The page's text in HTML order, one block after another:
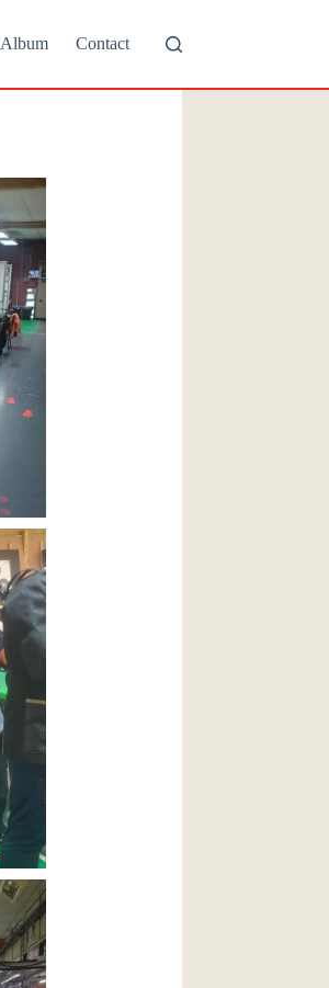
Album Contact